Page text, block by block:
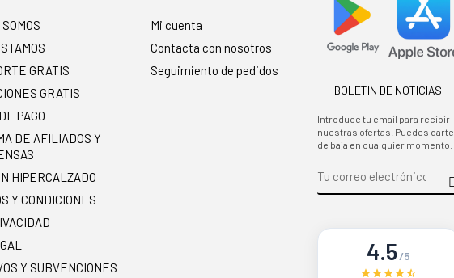
GRATIS
GRATIS
PAGO
DE AFILIADOS Y
HIPERCALZADO
Y CONDICIONES
Y SUBVENCIONES
Mi cuenta
Contacta con nosotros
Seguimiento de pedidos
BOLETIN DE NOTICIAS
Introduce tu email para recibir
nuestras ofertas. Puedes darte
de baja en cualquier momento.
4.5/5